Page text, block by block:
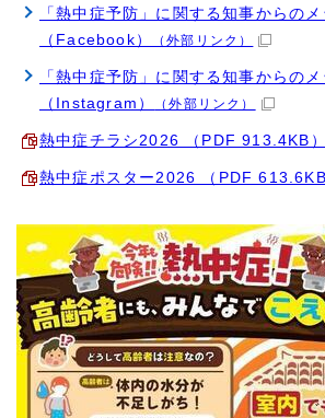
「熱中症予防」に関する知事からの
（Facebook）
（外部リンク）
「熱中症予防」に関する知事からの
（Instagram）
（外部リンク）
熱中症チラシ2026 （PDF 913.4KB）
熱中症ポスター2026 （PDF 613.6KB